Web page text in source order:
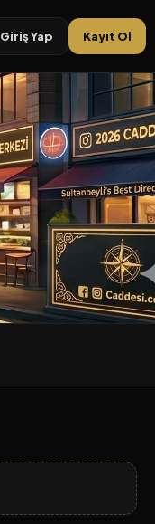
Giriş Yap Kayıt Ol